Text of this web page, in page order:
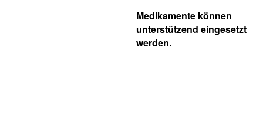
Medikamente können
unterstützend eingesetzt
werden.